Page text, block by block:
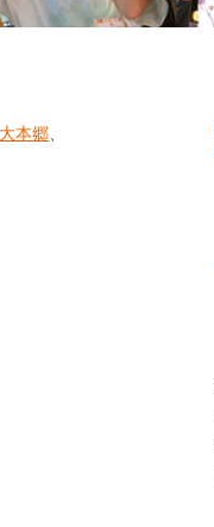
本郷